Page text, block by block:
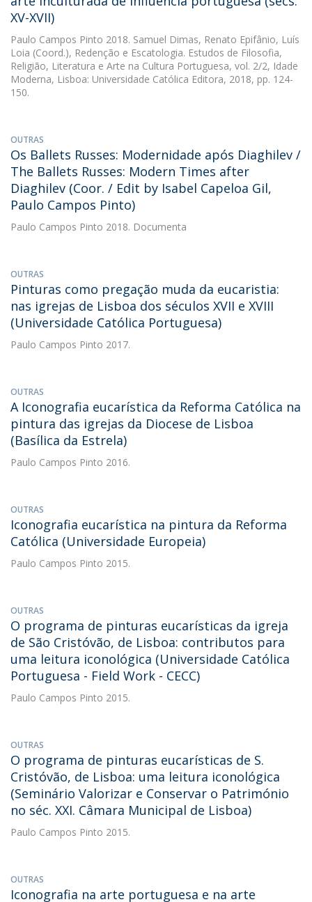
XV-XVII)
Paulo Campos Pinto 2018. Samuel Dimas, Renato Epifânio, Luís
Loia (Coord.), Redenção e Escatologia. Estudos de Filosofia,
Religião, Literatura e Arte na Cultura Portuguesa, vol. 2/2, Idade
Moderna, Lisboa: Universidade Católica Editora, 2018, pp. 124-
150.
OUTRAS
Os Ballets Russes: Modernidade após Diaghilev /
The Ballets Russes: Modern Times after
Diaghilev (Coor. / Edit by Isabel Capeloa Gil,
Paulo Campos Pinto)
Paulo Campos Pinto 2018. Documenta
OUTRAS
Pinturas como pregação muda da eucaristia:
nas igrejas de Lisboa dos séculos XVII e XVIII
(Universidade Católica Portuguesa)
Paulo Campos Pinto 2017.
OUTRAS
A Iconografia eucarística da Reforma Católica na
pintura das igrejas da Diocese de Lisboa
(Basílica da Estrela)
Paulo Campos Pinto 2016.
OUTRAS
Iconografia eucarística na pintura da Reforma
Católica (Universidade Europeia)
Paulo Campos Pinto 2015.
OUTRAS
O programa de pinturas eucarísticas da igreja
de São Cristóvão, de Lisboa: contributos para
uma leitura iconológica (Universidade Católica
Portuguesa - Field Work - CECC)
Paulo Campos Pinto 2015.
OUTRAS
O programa de pinturas eucarísticas de S.
Cristóvão, de Lisboa: uma leitura iconológica
(Seminário Valorizar e Conservar o Património
no séc. XXI. Câmara Municipal de Lisboa)
Paulo Campos Pinto 2015.
OUTRAS
Iconografia na arte portuguesa e na arte